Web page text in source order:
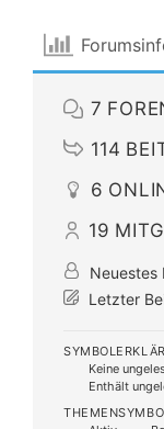
7
114
6
19
Neuestes
Letzter
Keine
Enthält